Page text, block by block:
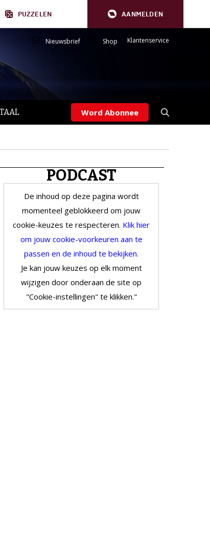
PUZZELEN AANMELDEN
Nieuwsbrief Shop Klantenservice
Word Abonnee
PODCAST
De inhoud op deze pagina wordt
momenteel geblokkeerd om jouw
cookie-keuzes te respecteren. Klik hier
om jouw cookie-voorkeuren aan te
passen en de inhoud te bekijken.
Je kan jouw keuzes op elk moment
wijzigen door onderaan de site op
"Cookie-instellingen" te klikken."